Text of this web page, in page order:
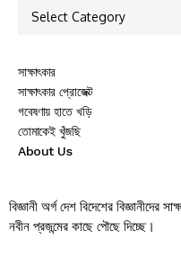
সাক্ষাৎকার
সাক্ষাৎকার প্রোজেক্ট
গবেষণায় হাতে খড়ি
তোমাকেই খুঁজছি
About Us
বিজ্ঞানী অর্গ দেশ বিদেশের বিজ্ঞানীদের
নবীন প্রজন্মের কাছে পৌছে দিচ্ছে।